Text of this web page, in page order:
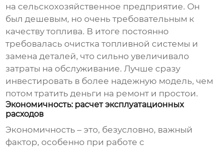
на сельскохозяйственное предприятие. Он
был дешевым, но очень требовательным к
качеству топлива. В итоге постоянно
требовалась очистка топливной системы и
замена деталей, что сильно увеличивало
затраты на обслуживание. Лучше сразу
инвестировать в более надежную модель, чем
потом тратить деньги на ремонт и простои.
Экономичность: расчет эксплуатационных
расходов
Экономичность – это, безусловно, важный
фактор, особенно при работе с